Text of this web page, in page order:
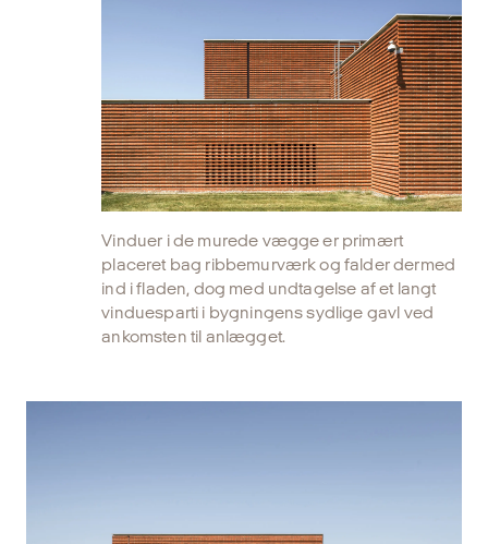
Vinduer i de murede vægge er primært
placeret bag ribbemurværk og falder dermed
ind i fladen, dog med undtagelse af et langt
vinduesparti i bygningens sydlige gavl ved
ankomsten til anlægget.